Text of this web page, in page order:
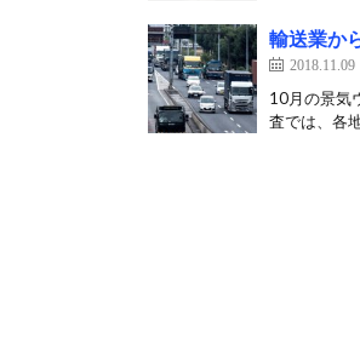
輸送業か
2018.11.09
10月の景気
査では、各